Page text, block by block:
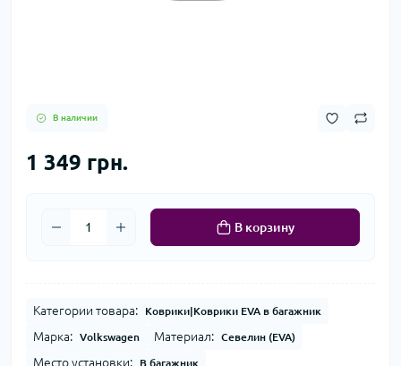
В наличии
1 349 грн.
В корзину
Категории товара: Коврики|Коврики EVA в багажник
Марка: Volkswagen Материал: Севелин (EVA)
Место установки: В багажник